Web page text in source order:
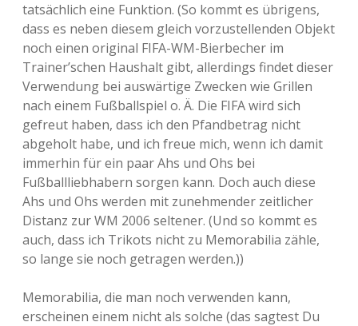
tatsächlich eine Funktion. (So kommt es übrigens,
dass es neben diesem gleich vorzustellenden Objekt
noch einen original FIFA-WM-Bierbecher im
Trainer’schen Haushalt gibt, allerdings findet dieser
Verwendung bei auswärtige Zwecken wie Grillen
nach einem Fußballspiel o. Ä. Die FIFA wird sich
gefreut haben, dass ich den Pfandbetrag nicht
abgeholt habe, und ich freue mich, wenn ich damit
immerhin für ein paar Ahs und Ohs bei
Fußballliebhabern sorgen kann. Doch auch diese
Ahs und Ohs werden mit zunehmender zeitlicher
Distanz zur WM 2006 seltener. (Und so kommt es
auch, dass ich Trikots nicht zu Memorabilia zähle,
so lange sie noch getragen werden.))
Memorabilia, die man noch verwenden kann,
erscheinen einem nicht als solche (das sagtest Du